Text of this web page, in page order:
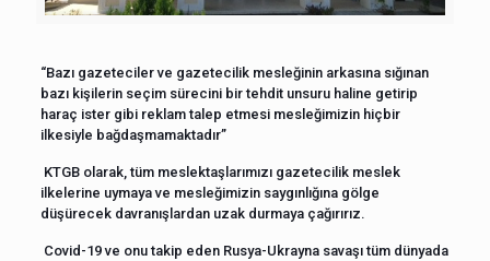
“Bazı gazeteciler ve gazetecilik mesleğinin arkasına sığınan
bazı kişilerin seçim sürecini bir tehdit unsuru haline getirip
haraç ister gibi reklam talep etmesi mesleğimizin hiçbir
ilkesiyle bağdaşmamaktadır”
KTGB olarak, tüm meslektaşlarımızı gazetecilik meslek
ilkelerine uymaya ve mesleğimizin saygınlığına gölge
düşürecek davranışlardan uzak durmaya çağırırız.
Covid-19 ve onu takip eden Rusya-Ukrayna savaşı tüm dünyada